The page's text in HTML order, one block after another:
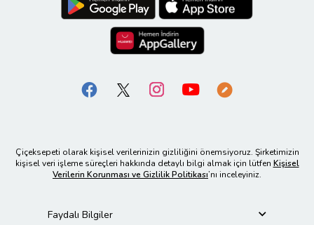
Çiçeksepeti olarak kişisel verilerinizin gizliliğini önemsiyoruz. Şirketimizin
kişisel veri işleme süreçleri hakkında detaylı bilgi almak için lütfen Kişisel
Verilerin Korunması ve Gizlilik Politikası’nı inceleyiniz.
Faydalı Bilgiler